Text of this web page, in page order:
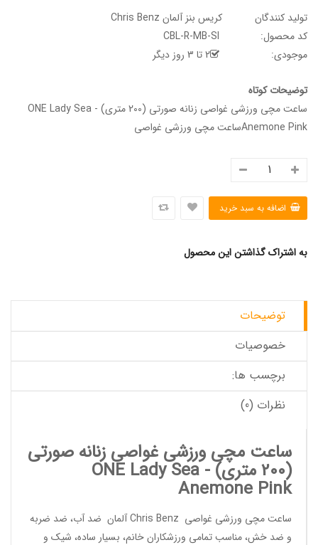
تولید کنندگان
کریس بنز آلمان Chris Benz
کد محصول:
موجودی:
2 تا 3 روز دیگر
توضیحات کوتاه
ساعت مچی ورزشی غواصی زنانه صورتی (200 متری) - ONE Lady Sea
Anemone Pinkساعت مچی ورزشی غواصی
به اشتراک گذاشتن این محصول
توضیحات
خصوصیات
برچسب ها:
نظرات (0)
ساعت مچی ورزشی غواصی زنانه صورتی
(200 متری) - ONE Lady Sea
Anemone Pink
ساعت مچی ورزشی غواصی Chris Benzآلمان ضد آب، ضد ضربه
و ضد خش، مناسب تمامی ورزشکاران خانم، بسیار ساده، شیک و